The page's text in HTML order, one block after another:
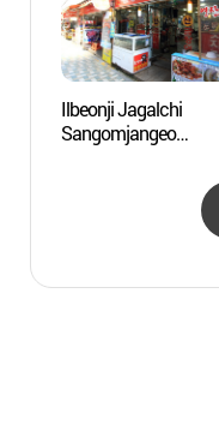
Ilbeonji Jagalchi
Sangomjangeo